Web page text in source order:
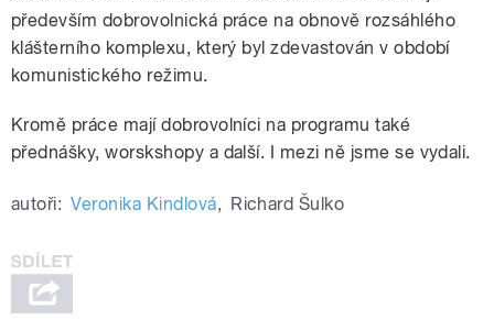
především dobrovolnická práce na obnově rozsáhlého
klášterního komplexu, který byl zdevastován v období
komunistického režimu.
Kromě práce mají dobrovolníci na programu také
přednášky, worskshopy a další. I mezi ně jsme se vydali.
autoři: Veronika Kindlová, Richard Šulko